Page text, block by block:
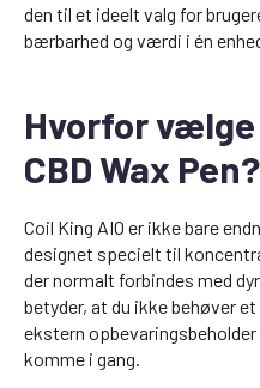
den til et ideelt valg for
bærbarhed og værdi i én
Hvorfor vælge
CBD Wax Pen?
Coil King AIO er ikke bare
designet specielt til
der normalt forbindes med
betyder, at du ikke behøver
ekstern
komme i gang.